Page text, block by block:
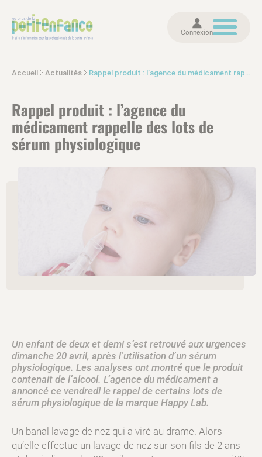
Connexion
Accueil Actualités Rappel produit : l’agence du médicament rappelle des lots de sérum physiologique
Rappel produit : l’agence du
médicament rappelle des lots de
sérum physiologique
Un enfant de deux et demi s’est retrouvé aux urgences
dimanche 20 avril, après l’utilisation d’un sérum
physiologique. Les analyses ont montré que le produit
contenait de l’alcool. L’agence du médicament a
annoncé ce vendredi le rappel de certains lots de
sérum physiologique de la marque Happy Lab.
Un banal lavage de nez qui a viré au drame. Alors
qu’elle effectue un lavage de nez sur son fils de 2 ans